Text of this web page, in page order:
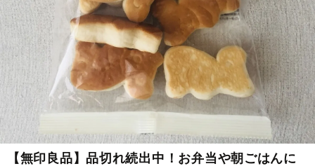
【無印良品】品切れ続出中！お弁当や朝ごはんに